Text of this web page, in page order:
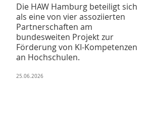
Die HAW Hamburg beteiligt sich
als eine von vier assoziierten
Partnerschaften am
bundesweiten Projekt zur
Förderung von KI-Kompetenzen
an Hochschulen.
25.06.2026